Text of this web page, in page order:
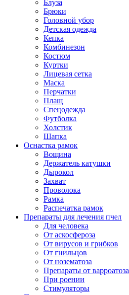
Блуза
Брюки
Головной убор
Детская одежда
Кепка
Комбинезон
Костюм
Куртки
Лицевая сетка
Маска
Перчатки
Плащ
Спецодежда
Футболка
Холстик
Шапка
Оснастка рамок
Вощина
Держатель катушки
Дырокол
Захват
Проволока
Рамка
Распечатка рамок
Препараты для лечения пчел
Для человека
От аскосфероза
От вирусов и грибков
От гнильцов
От нозематоза
Препараты от варроатоза
При роении
Стимуляторы